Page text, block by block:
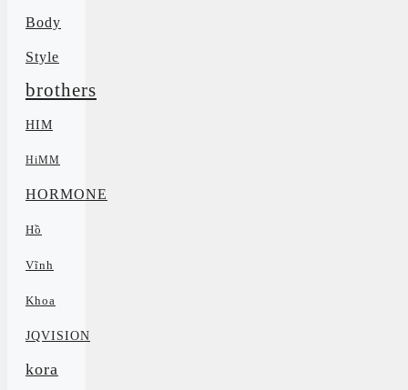
Body
Style
brothers
HIM
HiMM
HORMONE
Hồ
Vĩnh
Khoa
JQVISION
kora